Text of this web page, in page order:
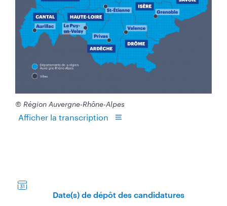
© Région Auvergne-Rhône-Alpes
Afficher la transcription
Date(s) de dépôt des candidatures